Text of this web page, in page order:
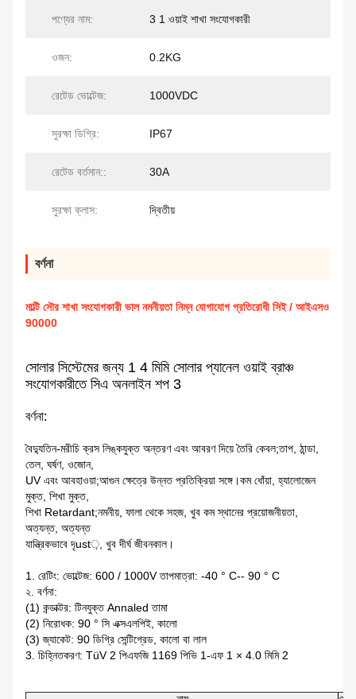
পণ্যের নাম: 3 1 ওয়াই শাখা সংযোগকারী
ওজন: 0.2KG
রেটেড ভোল্টেজ: 1000VDC
সুরক্ষা ডিগ্রি: IP67
রেটেড বর্তমান:: 30A
সুরক্ষা ক্লাস: দ্বিতীয়
বর্ণনা
মাল্টি সৌর শাখা সংযোগকারী ভাল নমনীয়তা নিম্ন যোগাযোগ প্রতিরোধী সিই / আইএসও
90000
সোলার সিস্টেমের জন্য 1 4 মিমি সোলার প্যানেল ওয়াই ব্রাঞ্চ
সংযোগকারীতে সিএ অনলাইন শপ 3
বর্ণনা:
বৈদ্যুতিন-মরীচি ক্রস লিঙ্কযুক্ত অন্তরণ এবং আবরণ দিয়ে তৈরি কেবল;তাপ, ঠান্ডা,
তেল, ঘর্ষণ, ওজোন,
UV এবং আবহাওয়া;আগুন ক্ষেত্রে উন্নত প্রতিক্রিয়া সঙ্গে।কম ধোঁয়া, হ্যালোজেন
মুক্ত, শিখা মুক্ত,
শিখা Retardant;নমনীয়, ফালা থেকে সহজ, খুব কম স্থানের প্রয়োজনীয়তা,
অত্যন্ত, অত্যন্ত
যান্ত্রিকভাবে দৃust়, খুব দীর্ঘ জীবনকাল।
1. রেটিং: ভোল্টেজ: 600 / 1000V তাপমাত্রা: -40 ° C-- 90 ° C
২. বর্ণনা:
(1) কন্ডাক্টর: টিনযুক্ত Annaled তামা
(2) নিরোধক: 90 ° সি এক্সএলপিই, কালো
(3) জ্যাকেট: 90 ডিগ্রি সেন্টিগ্রেড, কালো বা লাল
3. চিহ্নিতকরণ: TüV 2 পিএফজি 1169 পিভি 1-এফ 1 × 4.0 মিমি 2